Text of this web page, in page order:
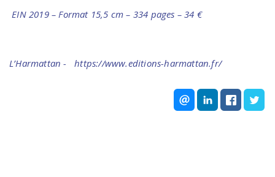
EIN 2019 – Format 15,5 cm – 334 pages – 34 €
L’Harmattan - https://www.editions-harmattan.fr/